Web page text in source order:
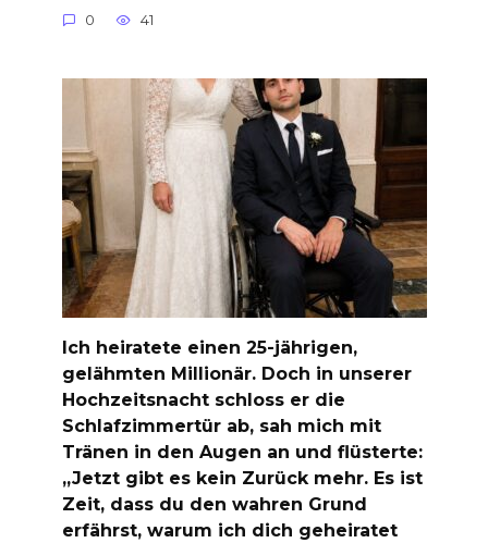
0 41
Ich heiratete einen 25-jährigen,
gelähmten Millionär. Doch in unserer
Hochzeitsnacht schloss er die
Schlafzimmertür ab, sah mich mit
Tränen in den Augen an und flüsterte:
„Jetzt gibt es kein Zurück mehr. Es ist
Zeit, dass du den wahren Grund
erfährst, warum ich dich geheiratet